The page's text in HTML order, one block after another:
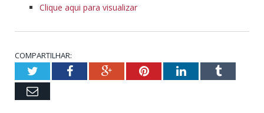
Clique aqui para visualizar
COMPARTILHAR:
TwitterFacebookGoogle+PinterestLinkedInTumblr
Email